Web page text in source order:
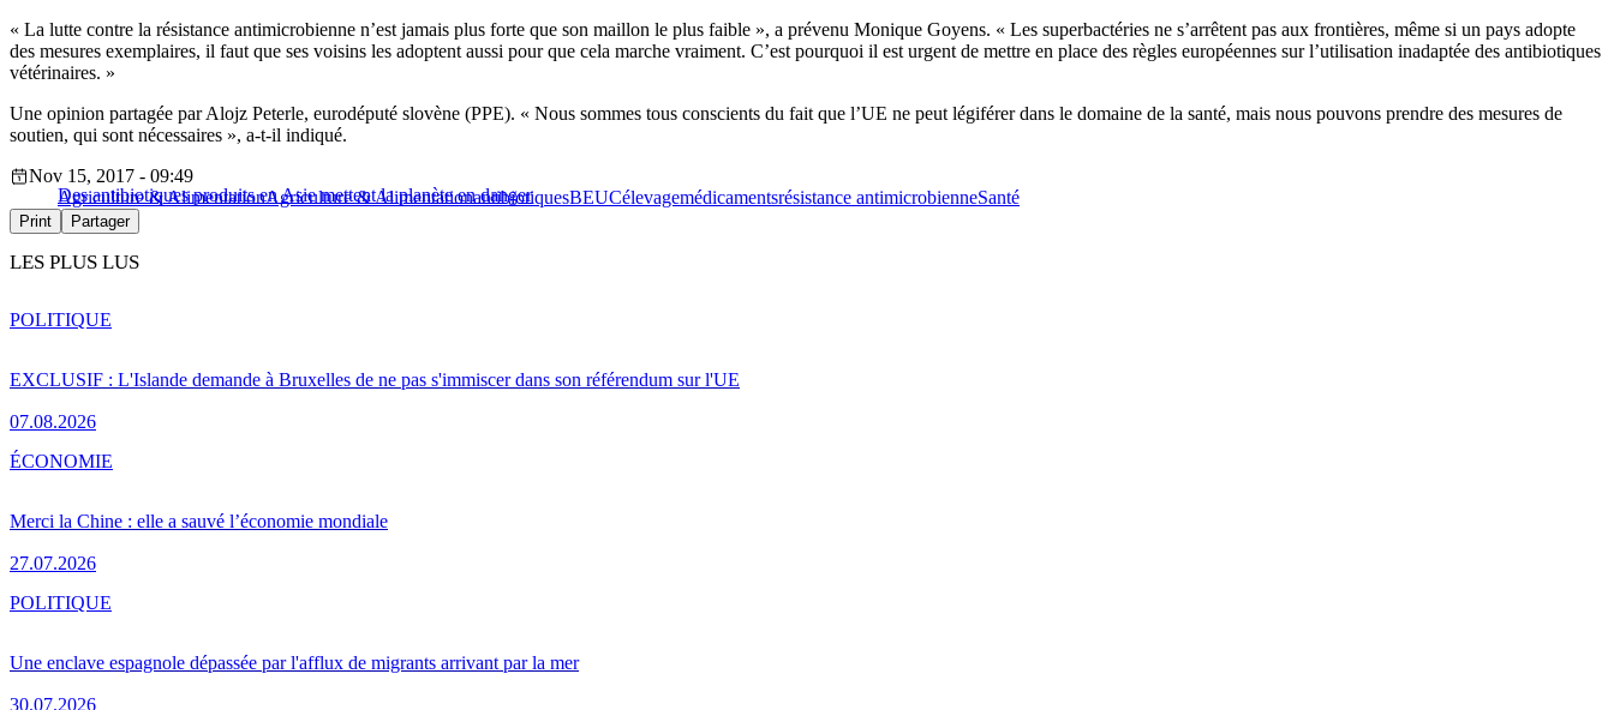
« La lutte contre la résistance antimicrobienne n’est jamais plus forte que son maillon le plus faible », a prévenu Monique Goyens. « Les superbactéries ne s’arrêtent pas aux frontières, même si un pays adopte
des mesures exemplaires, il faut que ses voisins les adoptent aussi pour que cela marche vraiment. C’est pourquoi il est urgent de mettre en place des règles européennes sur l’utilisation inadaptée des antibiotiques
vétérinaires. »
Une opinion partagée par Alojz Peterle, eurodéputé slovène (PPE). « Nous sommes tous conscients du fait que l’UE ne peut légiférer dans le domaine de la santé, mais nous pouvons prendre des mesures de
soutien, qui sont nécessaires », a-t-il indiqué.
Des antibiotiques produits en Asie mettent la planète en danger
Nov 15, 2017 - 09:49
Agriculture & AlimentationAgriculture & AlimentationantibiotiquesBEUCélevagemédicamentsrésistance antimicrobienneSanté
Print Partager
LES PLUS LUS
EXCLUSIF : L'Islande demande à Bruxelles de ne pas s'immiscer dans son référendum sur l'UE
07.08.2026
POLITIQUE
Merci la Chine : elle a sauvé l’économie mondiale
27.07.2026
ÉCONOMIE
Une enclave espagnole dépassée par l'afflux de migrants arrivant par la mer
30.07.2026
POLITIQUE